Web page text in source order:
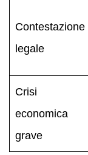
Contestazione
legale
Crisi
economica
grave